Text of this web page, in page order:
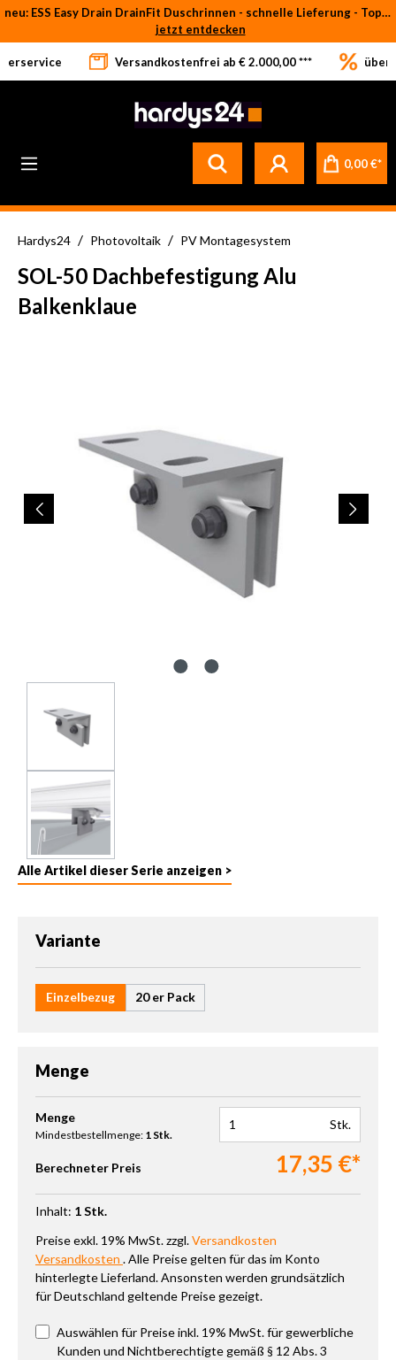
Zum Hauptinhalt springen
neu: ESS Easy Drain DrainFit Duschrinnen - schnelle Lieferung - Top-Preise
jetzt entdecken
Betrifft ausschließlich bei Bestellware-Fliesen: aufgrund der Werksferien in Italien und Spanien kommt es zu Verzögerungen bei der Verladung. Sämtliche Lagerware (sofort verfügbar) sowie alle anderen Produktgruppen versenden wir weiterhin regulär
Versandkostenfrei ab € 2.000,00 *** über
0,00 €*
Hardys24 / Photovoltaik / PV Montagesystem
SOL-50 Dachbefestigung Alu
Balkenklaue
Alle Artikel dieser Serie anzeigen >
Variante
Einzelbezug 20 er Pack
Menge
Produkt Anzahl: Gib den gewünschten Wert ein oder benutze
Menge
Mindestbestellmenge: 1 Stk.
Stk.
Berechneter Preis 17,35 €*
Inhalt: 1 Stk.
Preise exkl. 19% MwSt. zzgl.Versandkosten
Versandkosten . Alle Preise gelten für das im Konto
hinterlegte Lieferland. Ansonsten werden grundsätzlich
für Deutschland geltende Preise gezeigt.
Auswählen für Preise inkl. 19% MwSt. für gewerbliche
Kunden und Nichtberechtigte gemäß § 12 Abs. 3